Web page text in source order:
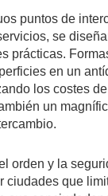
puntos de
se
prácticas.
en un
los costes
un
orden y la
ciudades que